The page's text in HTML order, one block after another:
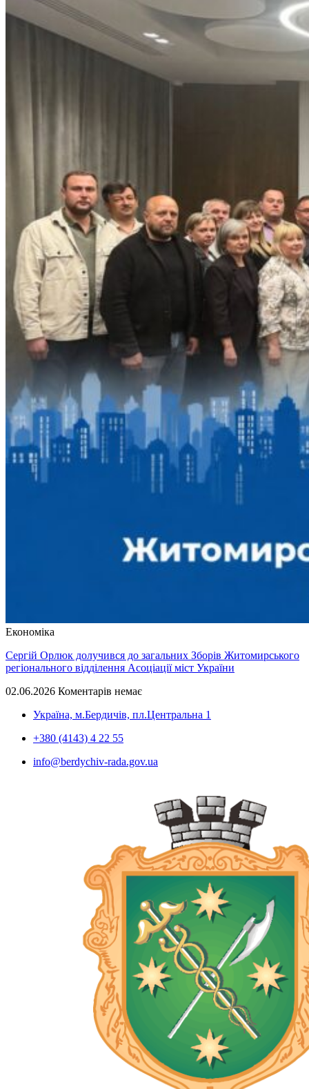
Економіка
Сергій Орлюк долучився до загальних Зборів Житомирського
регіонального відділення Асоціації міст України
02.06.2026 Коментарів немає
Україна, м.Бердичів, пл.Центральна 1
+380 (4143) 4 22 55
info@berdychiv-rada.gov.ua